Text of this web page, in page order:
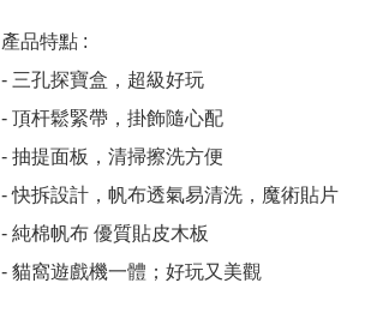
產品特點 :
- 三孔探寶盒，超級好玩
- 頂杆鬆緊帶，掛飾隨心配
- 抽提面板，清掃擦洗方便
- 快拆設計，帆布透氣易清洗，魔術貼片
- 純棉帆布 優質貼皮木板
- 貓窩遊戲機一體；好玩又美觀